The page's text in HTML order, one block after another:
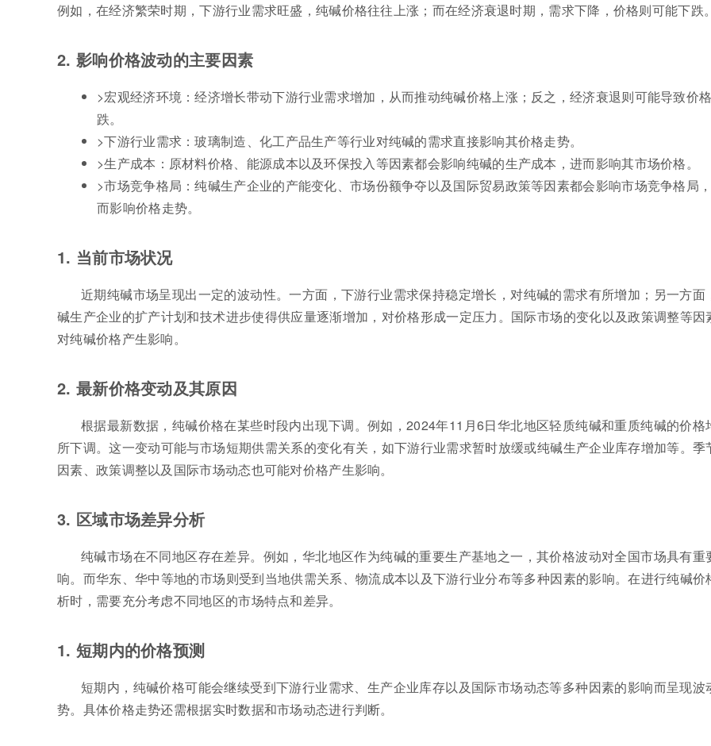
例如，在经济繁荣时期，下游行业需求旺盛，纯碱价格往往上涨；而在经济衰退时期，需求下降，价格则可能下跌。
2. 影响价格波动的主要因素
>宏观经济环境：经济增长带动下游行业需求增加，从而推动纯碱价格上涨；反之，经济衰退则可能导致价
跌。
>下游行业需求：玻璃制造、化工产品生产等行业对纯碱的需求直接影响其价格走势。
>生产成本：原材料价格、能源成本以及环保投入等因素都会影响纯碱的生产成本，进而影响其市场价格。
>市场竞争格局：纯碱生产企业的产能变化、市场份额争夺以及国际贸易政策等因素都会影响市场竞争格局
而影响价格走势。
1. 当前市场状况
近期纯碱市场呈现出一定的波动性。一方面，下游行业需求保持稳定增长，对纯碱的需求有所增加；另一方面
碱生产企业的扩产计划和技术进步使得供应量逐渐增加，对价格形成一定压力。国际市场的变化以及政策调整等因
对纯碱价格产生影响。
2. 最新价格变动及其原因
根据最新数据，纯碱价格在某些时段内出现下调。例如，2024年11月6日华北地区轻质纯碱和重质纯碱的价格
所下调。这一变动可能与市场短期供需关系的变化有关，如下游行业需求暂时放缓或纯碱生产企业库存增加等。季
因素、政策调整以及国际市场动态也可能对价格产生影响。
3. 区域市场差异分析
纯碱市场在不同地区存在差异。例如，华北地区作为纯碱的重要生产基地之一，其价格波动对全国市场具有重
响。而华东、华中等地的市场则受到当地供需关系、物流成本以及下游行业分布等多种因素的影响。在进行纯碱价
析时，需要充分考虑不同地区的市场特点和差异。
1. 短期内的价格预测
短期内，纯碱价格可能会继续受到下游行业需求、生产企业库存以及国际市场动态等多种因素的影响而呈现波
势。具体价格走势还需根据实时数据和市场动态进行判断。